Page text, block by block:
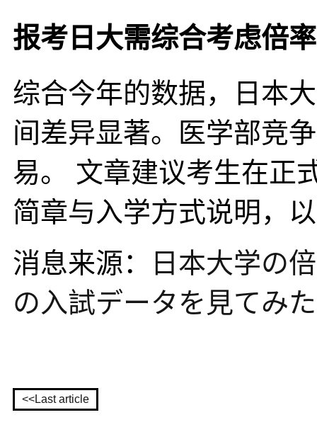
报考日大需综合考虑倍
综合今年的数据，日本
间差异显著。医学部竞
易。 文章建议考生在正
简章与入学方式说明，
消息来源：
日本大学の
の入試データを見てみ
<<Last article